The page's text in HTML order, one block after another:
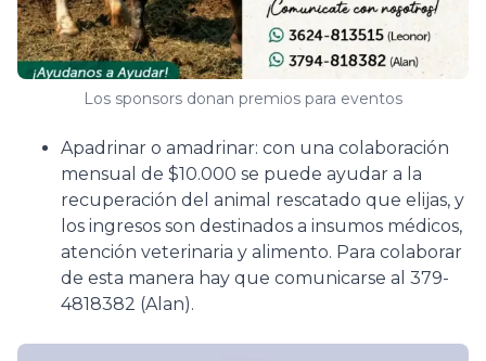
Los sponsors donan premios para eventos
Apadrinar o amadrinar: con una colaboración
mensual de $10.000 se puede ayudar a la
recuperación del animal rescatado que elijas, y
los ingresos son destinados a insumos médicos,
atención veterinaria y alimento. Para colaborar
de esta manera hay que comunicarse al 379-
4818382 (Alan).